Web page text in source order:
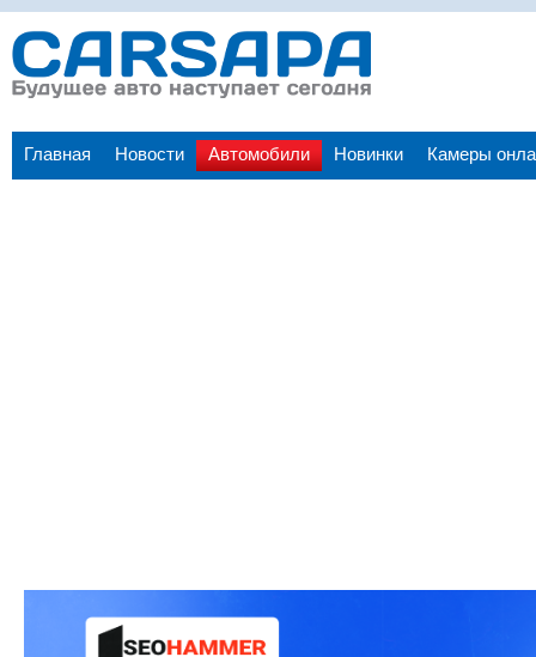
Главная Новости Автомобили Новинки Камеры